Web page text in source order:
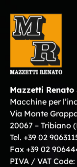
Mazzetti Renato
Macchine per
Via Monte
20067 – Tribiano
Tel. +39 02
Fax +39 02
PIVA / VAT